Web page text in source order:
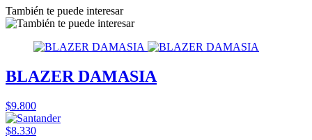
También te puede interesar
BLAZER DAMASIA
$9.800
$8.330